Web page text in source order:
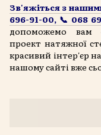
Зв'яжіться з
696-91-00, 📞 068
допоможемо вам
проект натяжної
красивий інтер'єр
нашому сайті вже